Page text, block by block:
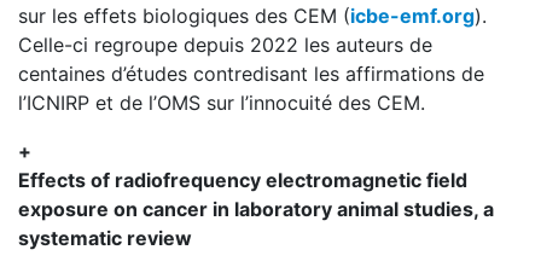
sur les effets biologiques des CEM (icbe-emf.org).
Celle-ci regroupe depuis 2022 les auteurs de
centaines d’études contredisant les affirmations de
l’ICNIRP et de l’OMS sur l’innocuité des CEM.
+
Effects of radiofrequency electromagnetic field
exposure on cancer in laboratory animal studies, a
systematic review